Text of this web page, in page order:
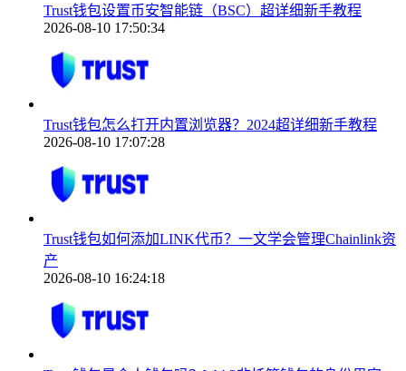
Trust钱包设置币安智能链（BSC）超详细新手教程
2026-08-10 17:50:34
Trust钱包怎么打开内置浏览器？2024超详细新手教程
2026-08-10 17:07:28
Trust钱包如何添加LINK代币？一文学会管理Chainlink资
产
2026-08-10 16:24:18